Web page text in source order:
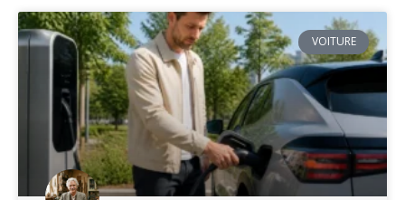
VOITURE